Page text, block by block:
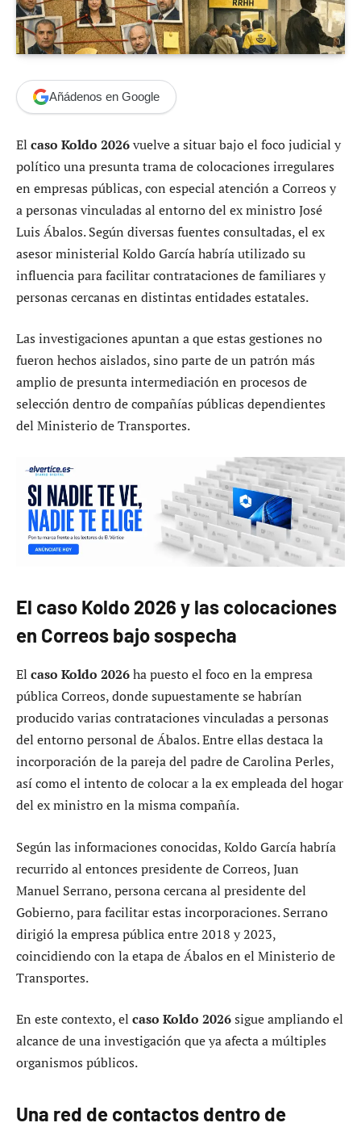
Añádenos en Google
El caso Koldo 2026vuelve a situar bajo el foco judicial y
político una presunta trama de colocaciones irregulares
en empresas públicas, con especial atención a Correos y
a personas vinculadas al entorno del ex ministro José
Luis Ábalos. Según diversas fuentes consultadas, el ex
asesor ministerial Koldo García habría utilizado su
influencia para facilitar contrataciones de familiares y
personas cercanas en distintas entidades estatales.
Las investigaciones apuntan a que estas gestiones no
fueron hechos aislados, sino parte de un patrón más
amplio de presunta intermediación en procesos de
selección dentro de compañías públicas dependientes
del Ministerio de Transportes.
El caso Koldo 2026 y las colocaciones
en Correos bajo sospecha
El caso Koldo 2026ha puesto el foco en la empresa
pública Correos, donde supuestamente se habrían
producido varias contrataciones vinculadas a personas
del entorno personal de Ábalos. Entre ellas destaca la
incorporación de la pareja del padre de Carolina Perles,
así como el intento de colocar a la ex empleada del hogar
del ex ministro en la misma compañía.
Según las informaciones conocidas, Koldo García habría
recurrido al entonces presidente de Correos, Juan
Manuel Serrano, persona cercana al presidente del
Gobierno, para facilitar estas incorporaciones. Serrano
dirigió la empresa pública entre 2018 y 2023,
coincidiendo con la etapa de Ábalos en el Ministerio de
Transportes.
En este contexto, el caso Koldo 2026sigue ampliando el
alcance de una investigación que ya afecta a múltiples
organismos públicos.
Una red de contactos dentro de